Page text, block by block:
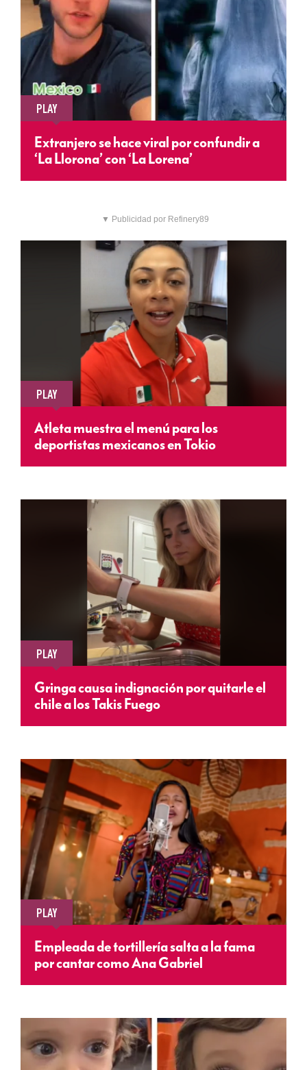
PLAY
Extranjero se hace viral por confundir a
‘La Llorona’ con ‘La Lorena’
▼ Publicidad por Refinery89
PLAY
Atleta muestra el menú para los
deportistas mexicanos en Tokio
PLAY
Gringa causa indignación por quitarle el
chile a los Takis Fuego
PLAY
Empleada de tortillería salta a la fama
por cantar como Ana Gabriel